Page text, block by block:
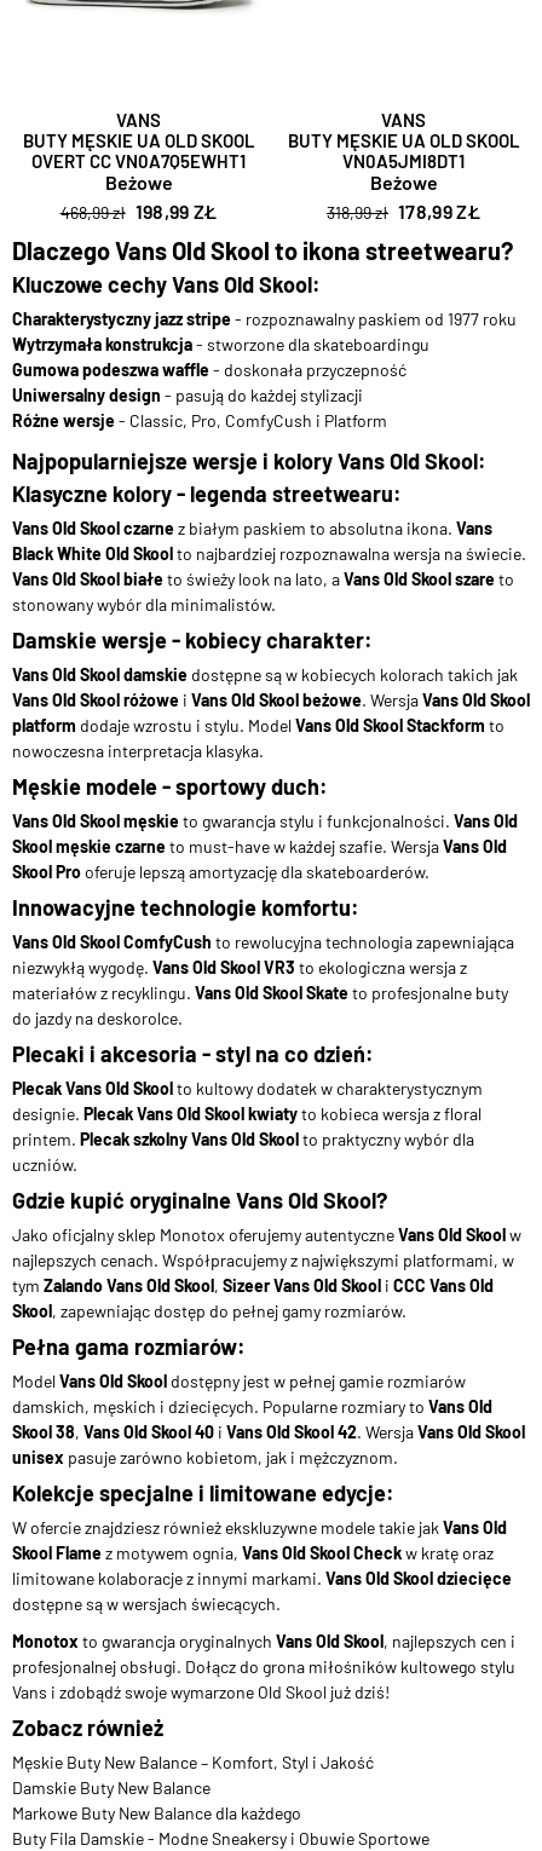
VANS
BUTY MĘSKIE UA OLD SKOOL
OVERT CC VN0A7Q5EWHT1
Beżowe
468,99 zł 198,99 ZŁ
VANS
BUTY MĘSKIE UA OLD SKOOL
VN0A5JMI8DT1
Beżowe
318,99 zł 178,99 ZŁ
Dlaczego Vans Old Skool to ikona streetwearu?
Kluczowe cechy Vans Old Skool:
Charakterystyczny jazz stripe- rozpoznawalny paskiem od 1977 roku
Wytrzymała konstrukcja- stworzone dla skateboardingu
Gumowa podeszwa waffle- doskonała przyczepność
Uniwersalny design - pasują do każdej stylizacji
Różne wersje- Classic, Pro, ComfyCush i Platform
Najpopularniejsze wersje i kolory Vans Old Skool:
Klasyczne kolory - legenda streetwearu:
Vans Old Skool czarnez białym paskiem to absolutna ikona. Vans
Black White Old Skoolto najbardziej rozpoznawalna wersja na świecie.
Vans Old Skool białeto świeży look na lato, aVans Old Skool szareto
stonowany wybór dla minimalistów.
Damskie wersje - kobiecy charakter:
Vans Old Skool damskie dostępne są w kobiecych kolorach takich jak
Vans Old Skool różowe i Vans Old Skool beżowe. WersjaVans Old Skool
platform dodaje wzrostu i stylu. ModelVans Old Skool Stackform to
nowoczesna interpretacja klasyka.
Męskie modele - sportowy duch:
Vans Old Skool męskieto gwarancja stylu i funkcjonalności. Vans Old
Skool męskie czarneto must-have w każdej szafie. WersjaVans Old
Skool Prooferuje lepszą amortyzację dla skateboarderów.
Innowacyjne technologie komfortu:
Vans Old Skool ComfyCush to rewolucyjna technologia zapewniająca
niezwykłą wygodę. Vans Old Skool VR3 to ekologiczna wersja z
materiałów z recyklingu. Vans Old Skool Skateto profesjonalne buty
do jazdy na deskorolce.
Plecaki i akcesoria - styl na co dzień:
Plecak Vans Old Skoolto kultowy dodatek w charakterystycznym
designie. Plecak Vans Old Skool kwiatyto kobieca wersja z floral
printem. Plecak szkolny Vans Old Skoolto praktyczny wybór dla
uczniów.
Gdzie kupić oryginalne Vans Old Skool?
Jako oficjalny sklep Monotox oferujemy autentyczneVans Old Skoolw
najlepszych cenach. Współpracujemy z największymi platformami, w
tym Zalando Vans Old Skool, Sizeer Vans Old Skool i CCC Vans Old
Skool, zapewniając dostęp do pełnej gamy rozmiarów.
Pełna gama rozmiarów:
ModelVans Old Skool dostępny jest w pełnej gamie rozmiarów
damskich, męskich i dziecięcych. Popularne rozmiary to Vans Old
Skool 38, Vans Old Skool 40 i Vans Old Skool 42. WersjaVans Old Skool
unisex pasuje zarówno kobietom, jak i mężczyznom.
Kolekcje specjalne i limitowane edycje:
W ofercie znajdziesz również ekskluzywne modele takie jak Vans Old
Skool Flamez motywem ognia, Vans Old Skool Checkw kratę oraz
limitowane kolaboracje z innymi markami. Vans Old Skool dziecięce
dostępne są w wersjach świecących.
Monotox to gwarancja oryginalnych Vans Old Skool, najlepszych cen i
profesjonalnej obsługi. Dołącz do grona miłośników kultowego stylu
Vans i zdobądź swoje wymarzone Old Skool już dziś!
Zobacz również
Męskie Buty New Balance – Komfort, Styl i Jakość
Damskie Buty New Balance
Markowe Buty New Balance dla każdego
Buty Fila Damskie - Modne Sneakersy i Obuwie Sportowe